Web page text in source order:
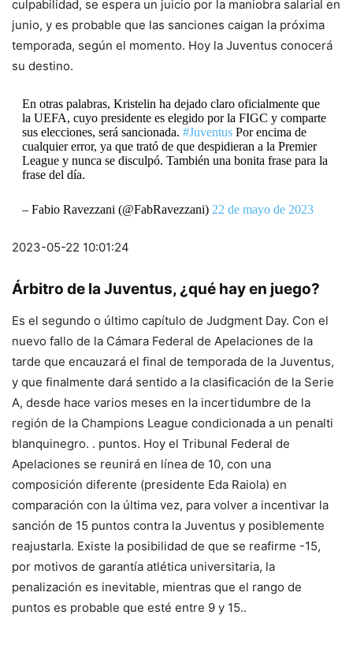
culpabilidad, se espera un juicio por la maniobra salarial en
junio, y es probable que las sanciones caigan la próxima
temporada, según el momento. Hoy la Juventus conocerá
su destino.
En otras palabras, Kristelin ha dejado claro oficialmente que
la UEFA, cuyo presidente es elegido por la FIGC y comparte
sus elecciones, será sancionada. #JuventusPor encima de
cualquier error, ya que trató de que despidieran a la Premier
League y nunca se disculpó. También una bonita frase para la
frase del día.
– Fabio Ravezzani (@FabRavezzani) 22 de mayo de 2023
2023-05-22 10:01:24
Árbitro de la Juventus, ¿qué hay en juego?
Es el segundo o último capítulo de Judgment Day. Con el
nuevo fallo de la Cámara Federal de Apelaciones de la
tarde que encauzará el final de temporada de la Juventus,
y que finalmente dará sentido a la clasificación de la Serie
A, desde hace varios meses en la incertidumbre de la
región de la Champions League condicionada a un penalti
blanquinegro. . puntos. Hoy el Tribunal Federal de
Apelaciones se reunirá en línea de 10, con una
composición diferente (presidente Eda Raiola) en
comparación con la última vez, para volver a incentivar la
sanción de 15 puntos contra la Juventus y posiblemente
reajustarla. Existe la posibilidad de que se reafirme -15,
por motivos de garantía atlética universitaria, la
penalización es inevitable, mientras que el rango de
puntos es probable que esté entre 9 y 15..